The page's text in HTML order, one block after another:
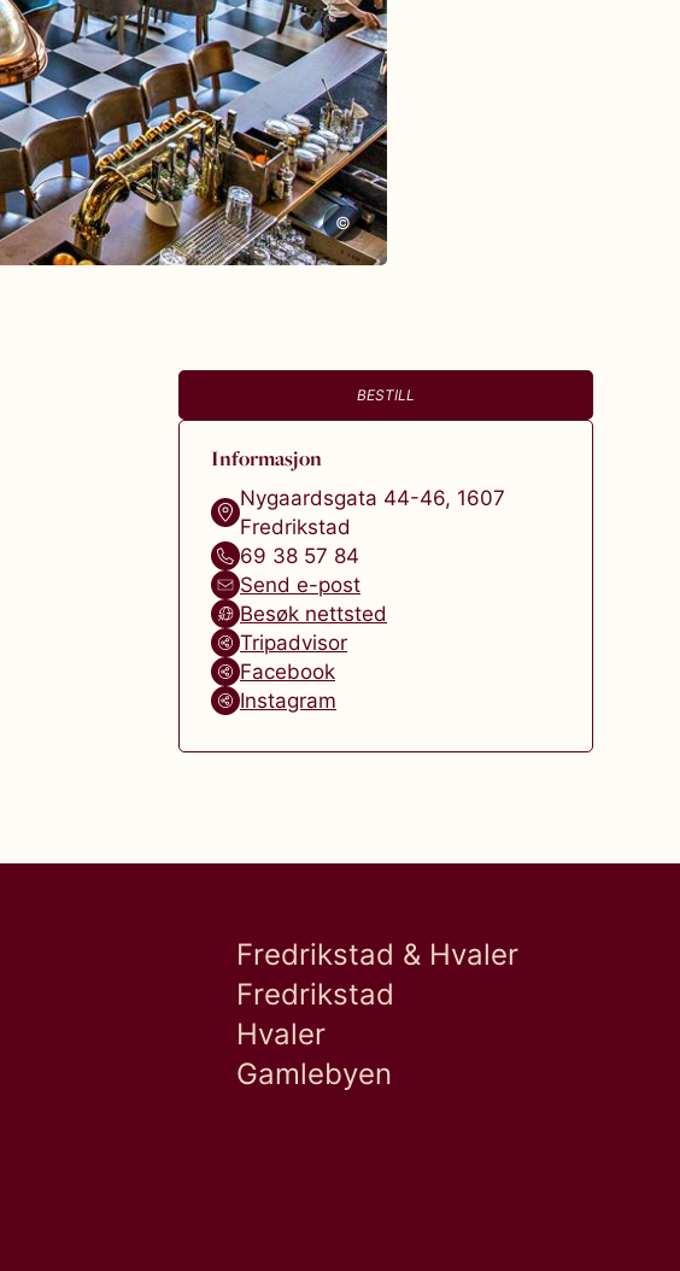
©
BESTILL
Informasjon
Nygaardsgata 44-46, 1607
Fredrikstad
69 38 57 84
Send e-post
Besøk nettsted
Tripadvisor
Facebook
Instagram
Fredrikstad & Hvaler
Fredrikstad
Hvaler
Gamlebyen